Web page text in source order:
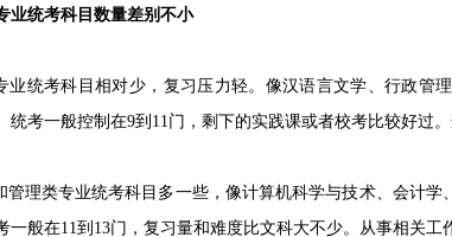
统考科目数量差别不小
统考科目相对少，复习压力轻。像汉语言文学、行政管
统考一般控制在9到11门，剩下的实践课或者校考比较好过
类专业统考科目多一些，像计算机科学与技术、会计学
一般在11到13门，复习量和难度比文科大不少。从事相关工